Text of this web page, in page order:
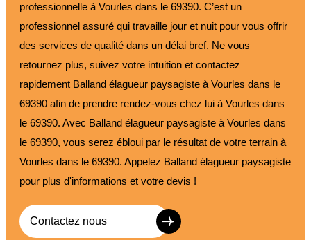
professionnelle à Vourles dans le 69390. C’est un
professionnel assuré qui travaille jour et nuit pour vous offrir
des services de qualité dans un délai bref. Ne vous
retournez plus, suivez votre intuition et contactez
rapidement Balland élagueur paysagiste à Vourles dans le
69390 afin de prendre rendez-vous chez lui à Vourles dans
le 69390. Avec Balland élagueur paysagiste à Vourles dans
le 69390, vous serez ébloui par le résultat de votre terrain à
Vourles dans le 69390. Appelez Balland élagueur paysagiste
pour plus d'informations et votre devis !
Contactez nous